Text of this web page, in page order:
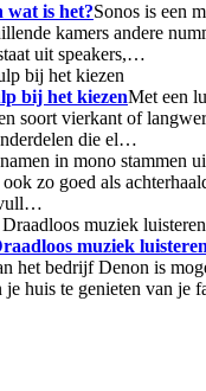
wat is het?Sonos is een
kamers andere
uit speakers,…
bij het kiezenMet een
soort vierkant of
die el…
in mono stammen
zo goed als
muziek
het bedrijf Denon is
je huis te genieten van je